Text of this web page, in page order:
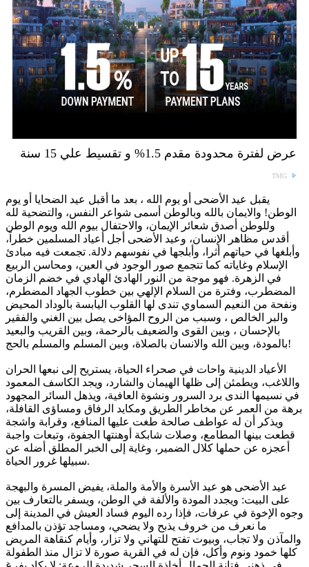
عرض لفترة محدودة مقدم 1.5% و تقسيط علي 15 سنة
TMG
يقبل عيد الأضحى أو يوم الله ، بعد ما أقبل عيد الضحايا أو يوم
الوطن! والايمان بالله وبالوطن أسمى شواعر النفس، والتضحية لله
وللوطن أصدق شعائر الإيمان، والاحتفال بيوم الله ويوم الوطن
أقدس مظاهر الإنسان، وعيد الأضحى أجل أعياد المسلمين خطراً،
وأبلغها في حياتهم أثرا، وأبلجها في نفوسهم دلالة. تجمعت فيه مبادئ
الإسلام وغاياته كما تتجمع صور الوجود في العين، ومحاسن الربيع
في الزهرة. فهو موجة من النور الهادئ الهادي في خضم الزمان
المضطرب، وفترة من السلام الإلهي بين خطوب الجهاد المضطرم،
ونفحة من النعيم السماوي تندى لها القلوب اليابسة بالوداد المحيض
والبر الخالص ، وسبب من الروح المؤاخى يصل بين الغني والفقير
بالإحسان ، وبين القوى والضعيف بالرحمة، وبين القريب والبعيد
بالمودة، وبين الله والانسان بالصلاة، وبين المسلم والمسلم بالحج!
الأعياد الدينية واحات في صحراء الحياة، يستريح إلى نبعها الحران
واللاغب، ويطمئن إلى ظلها الهيمان والشارد، ويجد الكاسف المعمود
في نسيمها الندى برد السرور ونشوة العافية، ويذهل السائر المجهود
برهة من العمر عن مخاطر الطريق ومكايد الرفاق ومساؤى القافلة،
ويذكر أن له عواطف صالحة طغت عليها المنافع، وقرابة واشجة
قطعت بينها المطامع، وصلات شابكة أوهنتها الجفوة، وتبعات واجبة
أعجزه عن حملها كلال الضمير، وغاية إلى الخبر المطلق أضله عن
سبيلها غرور الحياة.
عيد الأضحى هو عيد الأسرة والأمة والملة، يفيض المسرة والبهجة
على البيت: ويجدد المودة والألفة في الوطن، ويسفر بالتعارف بين
وجوه الإخوة في عرفات، فإذا رده اليوم فساد العيش في المدينة إلى
ما نعرف من خروف يذبح ولا يضحي، ومساجد تؤذن بالمدافع
والمآذن ولا تجاب، وبيوت تفتح للتهاني ولا تزار، وأيام كنقاهة المريض
كلها خمود ونوم وأكل، فإن له في القرية صورة لا تزال منذ الطفولة